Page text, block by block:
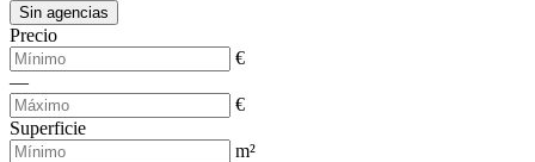
Sin agencias
Precio
€
—
€
Superficie
m²